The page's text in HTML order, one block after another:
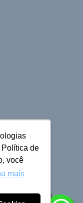
Política de
você
mais
Cruzeiro do Sul